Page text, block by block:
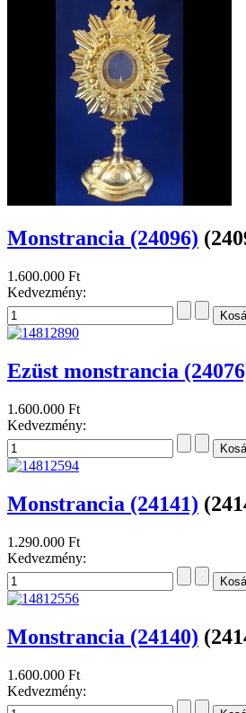
Monstrancia (24096)
1.600.000 Ft
Kedvezmény:
Ezüst monstrancia
1.600.000 Ft
Kedvezmény:
Monstrancia (24141)
1.290.000 Ft
Kedvezmény:
Monstrancia (24140)
1.600.000 Ft
Kedvezmény: